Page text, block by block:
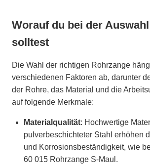
Worauf du bei der
solltest
Die Wahl der richtigen Rohrzange
verschiedenen Faktoren ab, darunter
der Rohre, das Material und die
auf folgende Merkmale:
Materialqualität: Hochwertige
pulverbeschichteter Stahl erhöhen
und Korrosionsbeständigkeit, wie
60 015 Rohrzange S-Maul.